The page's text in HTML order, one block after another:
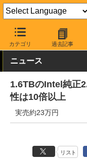
カテゴリ 過去記事
AKIBA PC Hotline! PC
ニュース
1.6TBのIntel純正
性は10倍以上
実売約23万円
リスト